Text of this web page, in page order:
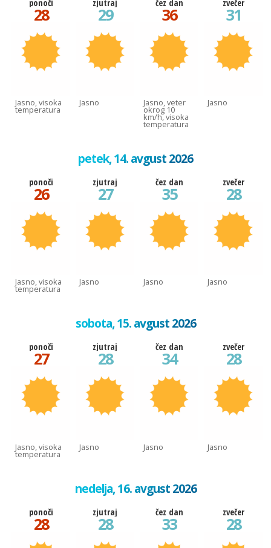
ponoči
28
Jasno, visoka
temperatura
zjutraj
29
Jasno
čez dan
36
Jasno, veter
okrog 10
km/h, visoka
temperatura
zvečer
31
Jasno
petek, 14. avgust 2026
ponoči
26
Jasno, visoka
temperatura
zjutraj
27
Jasno
čez dan
35
Jasno
zvečer
28
Jasno
sobota, 15. avgust 2026
ponoči
27
Jasno, visoka
temperatura
zjutraj
28
Jasno
čez dan
34
Jasno
zvečer
28
Jasno
nedelja, 16. avgust 2026
ponoči
28
zjutraj
28
čez dan
33
zvečer
28